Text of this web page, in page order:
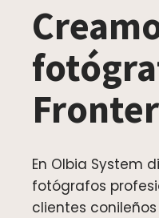
En Olbia System
fotógrafos
clientes